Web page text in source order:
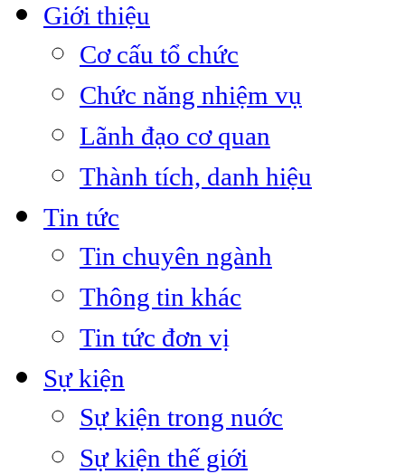
Giới thiệu
Cơ cấu tổ chức
Chức năng nhiệm vụ
Lãnh đạo cơ quan
Thành tích, danh hiệu
Tin tức
Tin chuyên ngành
Thông tin khác
Tin tức đơn vị
Sự kiện
Sự kiện trong nuớc
Sự kiện thế giới